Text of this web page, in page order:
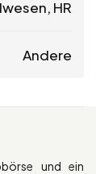
HR
Andere
und ein